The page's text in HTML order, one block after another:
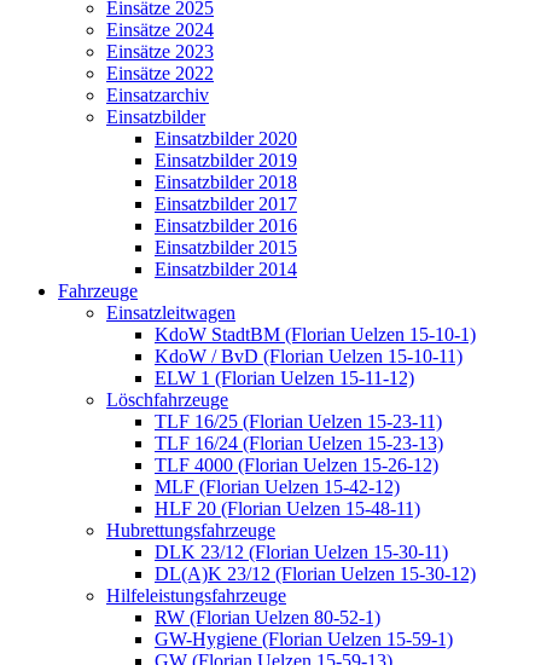
Einsätze 2025
Einsätze 2024
Einsätze 2023
Einsätze 2022
Einsatzarchiv
Einsatzbilder
Einsatzbilder 2020
Einsatzbilder 2019
Einsatzbilder 2018
Einsatzbilder 2017
Einsatzbilder 2016
Einsatzbilder 2015
Einsatzbilder 2014
Fahrzeuge
Einsatzleitwagen
KdoW StadtBM (Florian Uelzen 15-10-1)
KdoW / BvD (Florian Uelzen 15-10-11)
ELW 1 (Florian Uelzen 15-11-12)
Löschfahrzeuge
TLF 16/25 (Florian Uelzen 15-23-11)
TLF 16/24 (Florian Uelzen 15-23-13)
TLF 4000 (Florian Uelzen 15-26-12)
MLF (Florian Uelzen 15-42-12)
HLF 20 (Florian Uelzen 15-48-11)
Hubrettungsfahrzeuge
DLK 23/12 (Florian Uelzen 15-30-11)
DL(A)K 23/12 (Florian Uelzen 15-30-12)
Hilfeleistungsfahrzeuge
RW (Florian Uelzen 80-52-1)
GW-Hygiene (Florian Uelzen 15-59-1)
GW (Florian Uelzen 15-59-13)